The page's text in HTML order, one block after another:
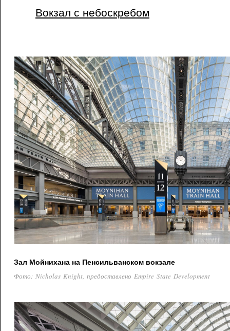
Вокзал с небоскребом
Зал Мойнихана на Пенсильванском вокзале
Фото: Nicholas Knight, предоставлено Empire State Development